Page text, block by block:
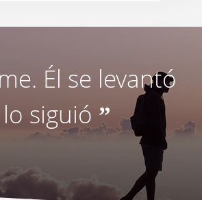
Él se levantó
siguió ”